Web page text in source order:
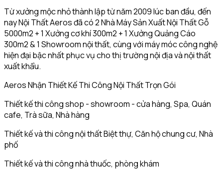
Từ xưởng mộc nhỏ thành lập từ năm 2009 lúc ban đầu, đến
nay Nội Thất Aeros đã có 2 Nhà Máy Sản Xuất Nội Thất Gỗ
5000m2 + 1 Xưởng cơ khí 300m2 + 1 Xưởng Quảng Cáo
300m2 & 1 Showroom nội thất, cùng với máy móc công nghệ
hiện đại bậc nhất phục vụ cho thị trường nội địa và nội thất
xuất khẩu.
Aeros Nhận Thiết Kế Thi Công Nội Thất Trọn Gói
Thiết kế thi công shop - showroom - cửa hàng, Spa, Quán
cafe, Trà sữa, Nhà hàng
Thiết kế và thi công nội thất Biệt thự, Căn hộ chung cư, Nhà
phố
Thiết kế và thi công nhà thuốc, phòng khám